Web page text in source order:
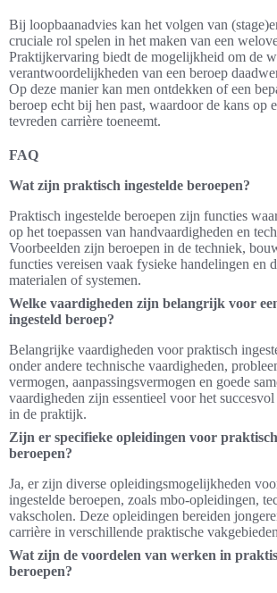
Bij loopbaanadvies kan het volgen van
cruciale rol spelen in het maken van een
Praktijkervaring biedt de mogelijkheid om de
verantwoordelijkheden van een beroep
Op deze manier kan men ontdekken of een
beroep echt bij hen past, waardoor de kans op
tevreden carrière toeneemt.
FAQ
Wat zijn praktisch ingestelde beroepen?
Praktisch ingestelde beroepen zijn functies
op het toepassen van handvaardigheden en
Voorbeelden zijn beroepen in de techniek,
functies vereisen vaak fysieke handelingen en
materialen of systemen.
Welke vaardigheden zijn belangrijk voor
ingesteld beroep?
Belangrijke vaardigheden voor praktisch
onder andere technische vaardigheden,
vermogen, aanpassingsvermogen en goede
vaardigheden zijn essentieel voor het
in de praktijk.
Zijn er specifieke opleidingen voor
beroepen?
Ja, er zijn diverse opleidingsmogelijkheden
ingestelde beroepen, zoals mbo-opleidingen,
vakscholen. Deze opleidingen bereiden
carrière in verschillende praktische
Wat zijn de voordelen van werken in
beroepen?